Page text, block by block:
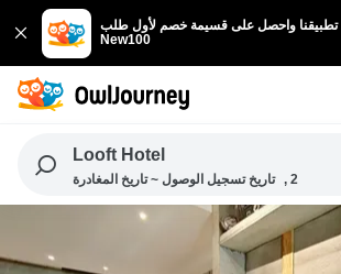
واحصل على قسيمة خصم لأول طلب:
New100
Looft Hotel
تاريخ تسجيل الوصول ~ تاريخ المغادرة , 2